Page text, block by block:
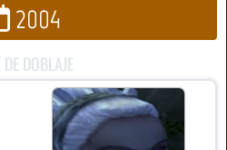
2004
DOBLAJE